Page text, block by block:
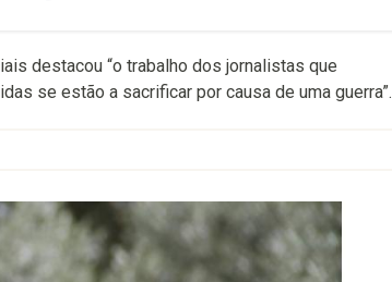
destacou “o trabalho dos jornalistas que
se estão a sacrificar por causa de uma guerra”.